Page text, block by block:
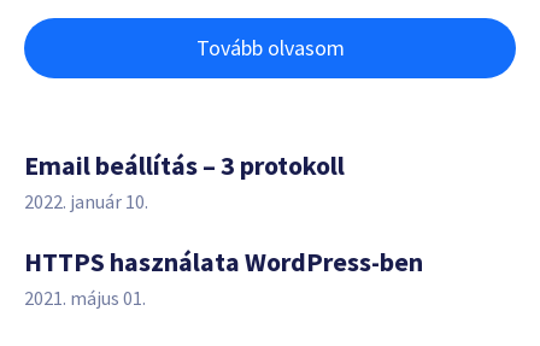
Tovább olvasom
Email beállítás – 3 protokoll
2022. január 10.
HTTPS használata WordPress-ben
2021. május 01.